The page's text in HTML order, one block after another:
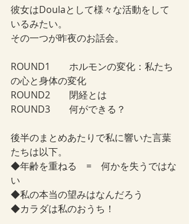
彼女はDoulaとして様々な活動をして
いるみたい。
その一つが昨夜のお話会。
ROUND1　　ホルモンの変化：私たち
の心と身体の変化
ROUND2　　閉経とは
ROUND3　　何ができる？
後半のまとめあたりで私に響いた言葉
たちは以下。
◆年齢を重ねる　=　何かを失うではな
い
◆私の本当の望みはなんだろう
◆カラダは私のおうち！